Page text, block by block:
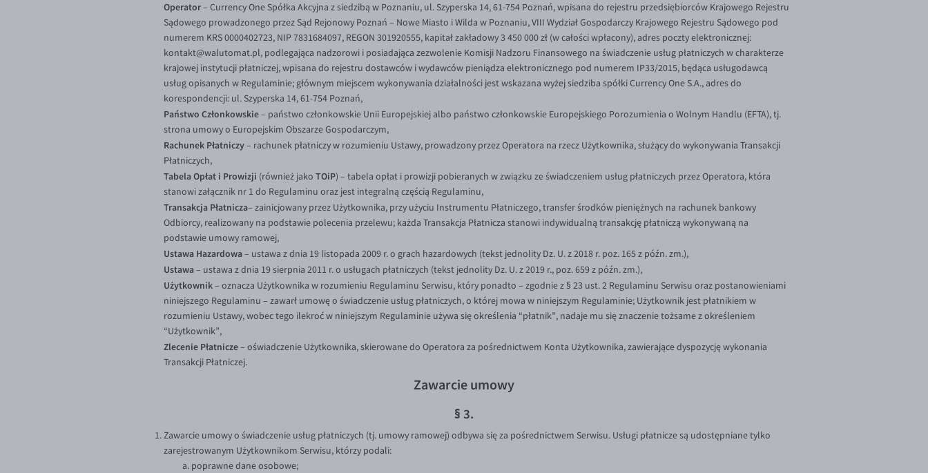
Operator– Currency One Spółka Akcyjna z siedzibą w Poznaniu, ul. Szyperska 14, 61-754 Poznań, wpisana do rejestru przedsiębiorców Krajowego Rejestru
Sądowego prowadzonego przez Sąd Rejonowy Poznań – Nowe Miasto i Wilda w Poznaniu, VIII Wydział Gospodarczy Krajowego Rejestru Sądowego pod
numerem KRS 0000402723, NIP 7831684097, REGON 301920555, kapitał zakładowy 3 450 000 zł (w całości wpłacony), adres poczty elektronicznej:
kontakt@walutomat.pl, podlegająca nadzorowi i posiadająca zezwolenie Komisji Nadzoru Finansowego na świadczenie usług płatniczych w charakterze
krajowej instytucji płatniczej, wpisana do rejestru dostawców i wydawców pieniądza elektronicznego pod numerem IP33/2015, będąca usługodawcą
usług opisanych w Regulaminie; głównym miejscem wykonywania działalności jest wskazana wyżej siedziba spółki Currency One S.A., adres do
korespondencji: ul. Szyperska 14, 61-754 Poznań,
Państwo Członkowskie– państwo członkowskie Unii Europejskiej albo państwo członkowskie Europejskiego Porozumienia o Wolnym Handlu (EFTA), tj.
strona umowy o Europejskim Obszarze Gospodarczym,
Rachunek Płatniczy– rachunek płatniczy w rozumieniu Ustawy, prowadzony przez Operatora na rzecz Użytkownika, służący do wykonywania Transakcji
Płatniczych,
Tabela Opłat i Prowizji (również jako TOiP) – tabela opłat i prowizji pobieranych w związku ze świadczeniem usług płatniczych przez Operatora, która
stanowi załącznik nr 1 do Regulaminu oraz jest integralną częścią Regulaminu,
Transakcja Płatnicza– zainicjowany przez Użytkownika, przy użyciu Instrumentu Płatniczego, transfer środków pieniężnych na rachunek bankowy
Odbiorcy, realizowany na podstawie polecenia przelewu; każda Transakcja Płatnicza stanowi indywidualną transakcję płatniczą wykonywaną na
podstawie umowy ramowej,
Ustawa Hazardowa– ustawa z dnia 19 listopada 2009 r. o grach hazardowych (tekst jednolity Dz. U. z 2018 r. poz. 165 z późn. zm.),
Ustawa– ustawa z dnia 19 sierpnia 2011 r. o usługach płatniczych (tekst jednolity Dz. U. z 2019 r., poz. 659 z późn. zm.),
Użytkownik– oznacza Użytkownika w rozumieniu Regulaminu Serwisu, który ponadto – zgodnie z § 23 ust. 2 Regulaminu Serwisu oraz postanowieniami
niniejszego Regulaminu – zawarł umowę o świadczenie usług płatniczych, o której mowa w niniejszym Regulaminie; Użytkownik jest płatnikiem w
rozumieniu Ustawy, wobec tego ilekroć w niniejszym Regulaminie używa się określenia “płatnik”, nadaje mu się znaczenie tożsame z określeniem
“Użytkownik”,
Zlecenie Płatnicze– oświadczenie Użytkownika, skierowane do Operatora za pośrednictwem Konta Użytkownika, zawierające dyspozycję wykonania
Transakcji Płatniczej.
Zawarcie umowy
§ 3.
Zawarcie umowy o świadczenie usług płatniczych (tj. umowy ramowej) odbywa się za pośrednictwem Serwisu. Usługi płatnicze są udostępniane tylko
zarejestrowanym Użytkownikom Serwisu, którzy podali:
poprawne dane osobowe;